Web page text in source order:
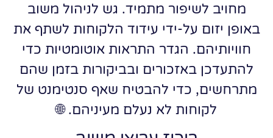
מחויב לשיפור מתמיד. גש לניהול משוב
באופן יזום על-ידי עידוד הלקוחות לשתף את
חוויותיהם. הגדר התראות אוטומטיות כדי
להתעדכן באזכורים ובביקורות בזמן שהם
מתרחשים, כדי להבטיח שאף סנטימנט של
לקוחות לא נעלם מעיניהם. 🌐